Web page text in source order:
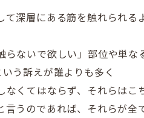
深層にある筋を触れられ
ないで欲しい」部位や単
う訴えが誰よりも多く
くてはならず、それらは
うのであれば、それらが